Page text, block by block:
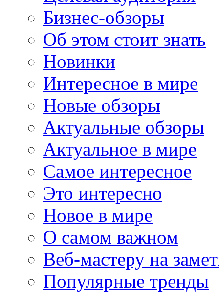
Бизнес-обзоры
Об этом стоит знать
Новинки
Интересное в мире
Новые обзоры
Актуальные обзоры
Актуальное в мире
Самое интересное
Это интересно
Новое в мире
О самом важном
Веб-мастеру на
Популярные тренды